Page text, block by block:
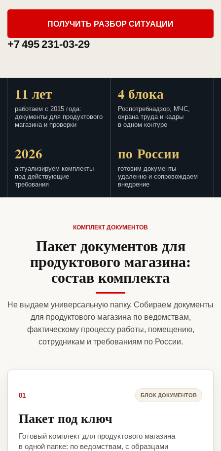
ПОЛУЧИТЬ РАЗБОР СИТУАЦИИ
+7 495 231-03-29
11 лет
работаем с 2015 года:
документы для продуктового
магазина и проверки
4 блока
Роспотребнадзор, МЧС,
охрана труда и кадры
в одном контуре
2026
актуализируем комплекты
под действующие
требования
по России
готовим документы
удаленно и сопровождаем
внедрение
КОМПЛЕКТ ДОКУМЕНТОВ
Пакет документов для
продуктового магазина:
состав комплекта
Не выдаем универсальную папку. Собираем документы
для продуктового магазина по ведомствам,
фактическому процессу работы, помещению,
сотрудникам и требованиям по России.
01 БЛОК ДОКУМЕНТОВ
Пакет под ключ
Готовый комплект для продуктового магазина
в одной папке: по ведомствам, с образцами